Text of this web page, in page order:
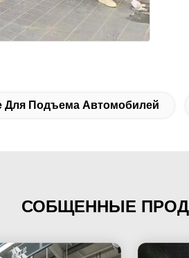
Для Подъема Автомобилей
СОБЩЕННЫЕ